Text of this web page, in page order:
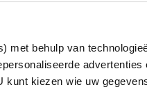
met behulp van
advertenties
kunt kiezen wie uw
en wij laten je zien hoe het
komen. De bedrukte